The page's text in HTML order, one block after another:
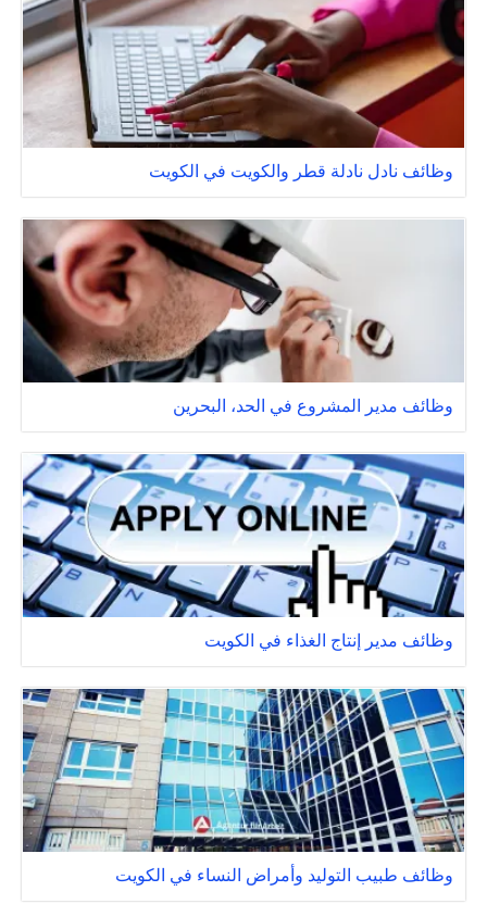
وظائف نادل نادلة قطر والكويت في الكويت
وظائف مدير المشروع في الحد، البحرين
وظائف مدير إنتاج الغذاء في الكويت
وظائف طبيب التوليد وأمراض النساء في الكويت